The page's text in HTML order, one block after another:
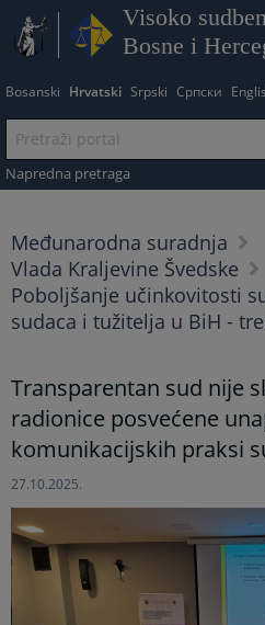
Visoko
Bosne i
Bosanski Hrvatski Srpski Српски
Napredna pretraga
Međunarodna suradnja
Vlada Kraljevine Švedske
Poboljšanje učinkovitosti
sudaca i tužitelja u BiH -
Transparentan sud nije
radionice posvećene
komunikacijskih praksi
27.10.2025.